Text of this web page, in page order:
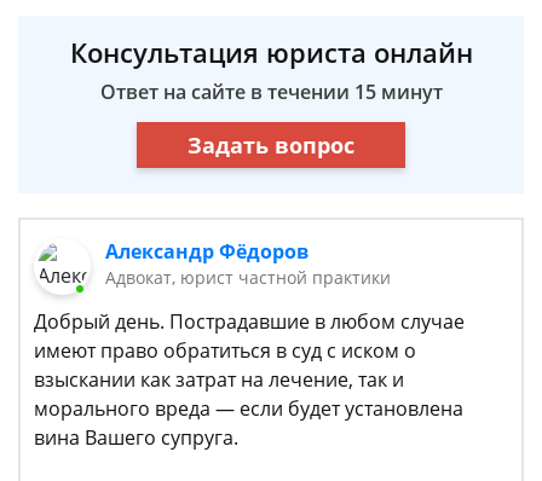
Консультация юриста онлайн
Ответ на сайте в течении 15 минут
Задать вопрос
Александр Фёдоров
Адвокат, юрист частной практики
Добрый день. Пострадавшие в любом случае
имеют право обратиться в суд с иском о
взыскании как затрат на лечение, так и
морального вреда — если будет установлена
вина Вашего супруга.